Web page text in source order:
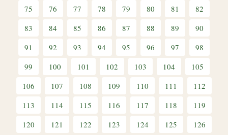
75
76 77 78 79 80 81
82
83
84 85 86 87 88 89
90
91
92 93 94 95 96 97
98
99
100 101 102 103 104
105
106
107 108 109 110 111
112
113
114 115 116 117 118
119
120
121 122 123 124 125
126